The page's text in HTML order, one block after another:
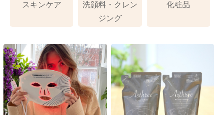
スキンケア
洗顔料・クレン
ジング
化粧品